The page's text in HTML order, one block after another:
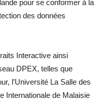
pour se conformer à la
des données
Interactive ainsi
DPEX, telles que
l’Université La Salle des
Internationale de Malaisie